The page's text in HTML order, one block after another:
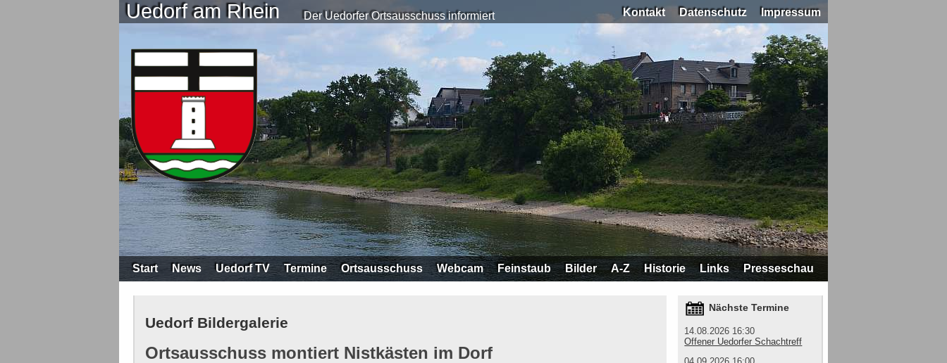
Uedorf am Rhein Der Uedorfer Ortsausschuss informiert
Start News Uedorf TV Termine Ortsausschuss Webcam Feinstaub Bilder A-Z Historie Links Presseschau
Uedorf Bildergalerie
Ortsausschuss montiert Nistkästen im Dorf
Nächste Termine
14.08.2026 16:30
Offener Uedorfer Schachtreff
Kontakt Datenschutz Impressum